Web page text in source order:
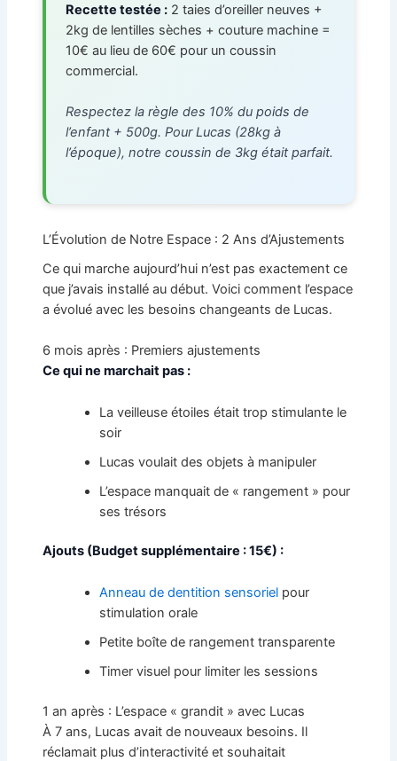
Recette testée :2 taies d’oreiller neuves +
2kg de lentilles sèches + couture machine =
10€ au lieu de 60€ pour un coussin
commercial.
Respectez la règle des 10% du poids de
l’enfant + 500g. Pour Lucas (28kg à
l’époque), notre coussin de 3kg était parfait.
L’Évolution de Notre Espace : 2 Ans d’Ajustements
Ce qui marche aujourd’hui n’est pas exactement ce
que j’avais installé au début. Voici comment l’espace
a évolué avec les besoins changeants de Lucas.
6 mois après : Premiers ajustements
Ce qui ne marchait pas :
La veilleuse étoiles était trop stimulante le
soir
Lucas voulait des objets à manipuler
L’espace manquait de « rangement » pour
ses trésors
Ajouts (Budget supplémentaire : 15€) :
Anneau de dentition sensorielpour
stimulation orale
Petite boîte de rangement transparente
Timer visuel pour limiter les sessions
1 an après : L’espace « grandit » avec Lucas
À 7 ans, Lucas avait de nouveaux besoins. Il
réclamait plus d’interactivité et souhaitait